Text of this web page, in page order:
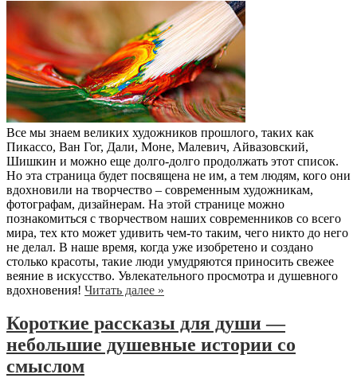
Все мы знаем великих художников прошлого, таких как
Пикассо, Ван Гог, Дали, Моне, Малевич, Айвазовский,
Шишкин и можно еще долго-долго продолжать этот список.
Но эта страница будет посвящена не им, а тем людям, кого они
вдохновили на творчество – современным художникам,
фотографам, дизайнерам. На этой странице можно
познакомиться с творчеством наших современников со всего
мира, тех кто может удивить чем-то таким, чего никто до него
не делал. В наше время, когда уже изобретено и создано
столько красоты, такие люди умудряются приносить свежее
веяние в искусство. Увлекательного просмотра и душевного
вдохновения! Читать далее »
Короткие рассказы для души —
небольшие душевные истории со
смыслом